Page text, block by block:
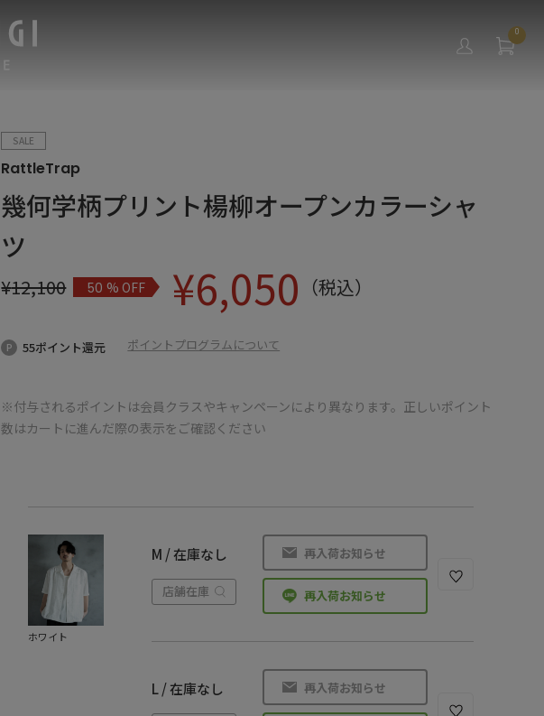
0
SALE
RattleTrap
幾何学柄プリント楊柳オープンカラーシャ
ツ
¥12,100 50% OFF ¥6,050 （税込）
55ポイント還元 ポイントプログラムについて
※付与されるポイントは会員クラスやキャンペーンにより異なります。正しいポイント
数はカートに進んだ際の表示をご確認ください
ホワイト
M / 在庫なし
店舗在庫
再入荷お知らせ
再入荷お知らせ
L / 在庫なし 再入荷お知らせ